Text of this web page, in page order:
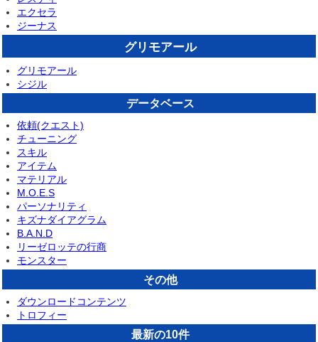
エクセラ
ジーナス
グリモアール
グリモアール
シジル
データベース
依頼(クエスト)
チューニング
スキル
アイテム
マテリアル
M.O.E.S
パーソナリティ
キズナダイアグラム
B.A.N.D
リーゼロッテの行商
モンスター
その他
ダウンロードコンテンツ
トロフィー
最新の10件